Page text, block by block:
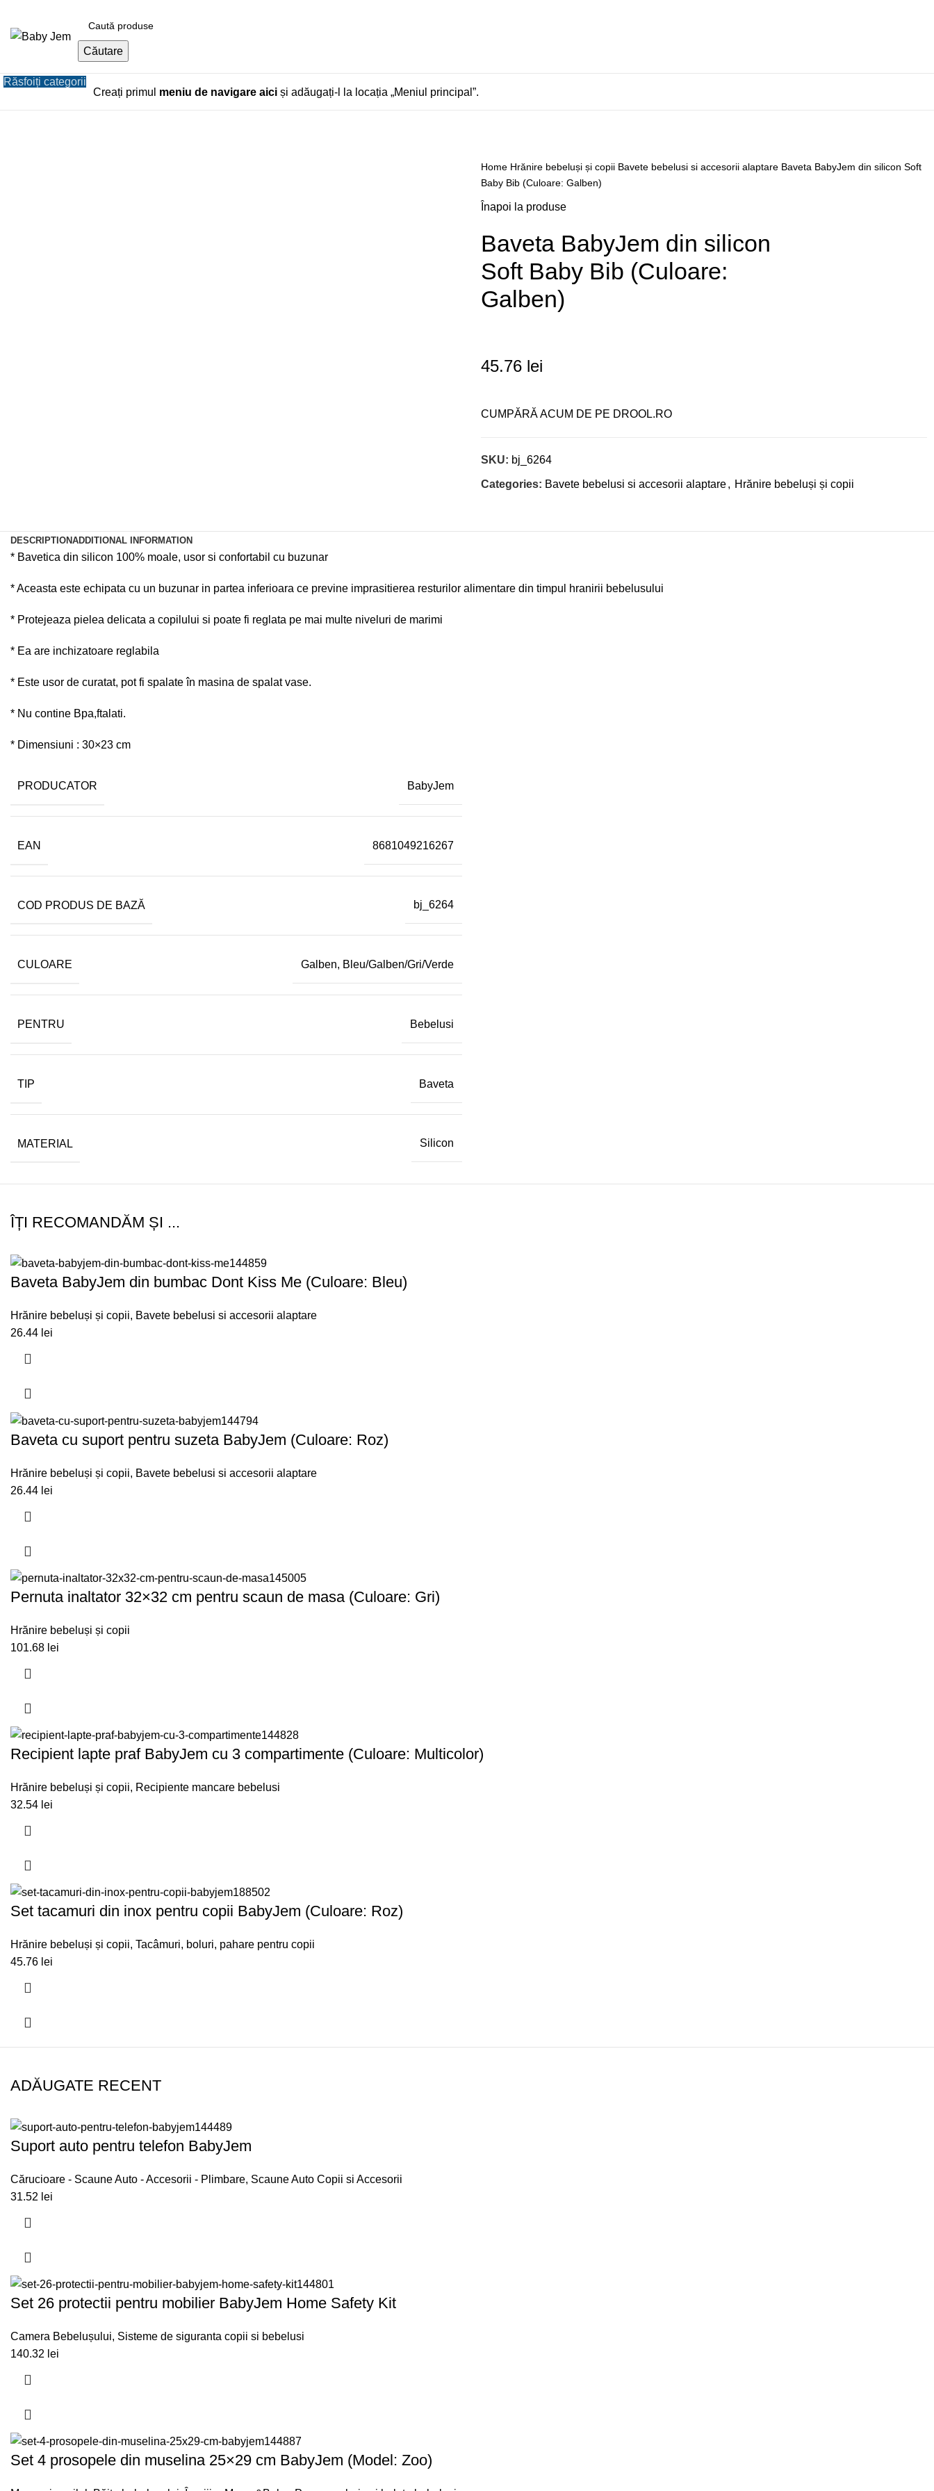
Căutare
Răsfoiți categorii
Creați primul meniu de navigare aici și adăugați-l la locația „Meniul principal”.
Home Hrănire bebeluși și copii Bavete bebelusi si accesorii alaptare Baveta BabyJem din silicon Soft
Baby Bib (Culoare: Galben)
Înapoi la produse
Baveta BabyJem din silicon
Soft Baby Bib (Culoare:
Galben)
45.76 lei
CUMPĂRĂ ACUM DE PE DROOL.RO
SKU: bj_6264
Categories: Bavete bebelusi si accesorii alaptare, Hrănire bebeluși și copii
DESCRIPTIONADDITIONAL INFORMATION
* Bavetica din silicon 100% moale, usor si confortabil cu buzunar
* Aceasta este echipata cu un buzunar in partea inferioara ce previne imprasitierea resturilor alimentare din timpul hranirii bebelusului
* Protejeaza pielea delicata a copilului si poate fi reglata pe mai multe niveluri de marimi
* Ea are inchizatoare reglabila
* Este usor de curatat, pot fi spalate în masina de spalat vase.
* Nu contine Bpa,ftalati.
* Dimensiuni : 30×23 cm
PRODUCATOR BabyJem
EAN 8681049216267
COD PRODUS DE BAZĂ bj_6264
CULOARE Galben, Bleu/Galben/Gri/Verde
PENTRU Bebelusi
TIP Baveta
MATERIAL Silicon
ÎȚI RECOMANDĂM ȘI ...
Baveta BabyJem din bumbac Dont Kiss Me (Culoare: Bleu)
Hrănire bebeluși și copii, Bavete bebelusi si accesorii alaptare
26.44 lei
Baveta cu suport pentru suzeta BabyJem (Culoare: Roz)
Hrănire bebeluși și copii, Bavete bebelusi si accesorii alaptare
26.44 lei
Pernuta inaltator 32×32 cm pentru scaun de masa (Culoare: Gri)
Hrănire bebeluși și copii
101.68 lei
Recipient lapte praf BabyJem cu 3 compartimente (Culoare: Multicolor)
Hrănire bebeluși și copii, Recipiente mancare bebelusi
32.54 lei
Set tacamuri din inox pentru copii BabyJem (Culoare: Roz)
Hrănire bebeluși și copii, Tacâmuri, boluri, pahare pentru copii
45.76 lei
ADĂUGATE RECENT
Suport auto pentru telefon BabyJem
Cărucioare - Scaune Auto - Accesorii - Plimbare, Scaune Auto Copii si Accesorii
31.52 lei
Set 26 protectii pentru mobilier BabyJem Home Safety Kit
Camera Bebelușului, Sisteme de siguranta copii si bebelusi
140.32 lei
Set 4 prosopele din muselina 25×29 cm BabyJem (Model: Zoo)